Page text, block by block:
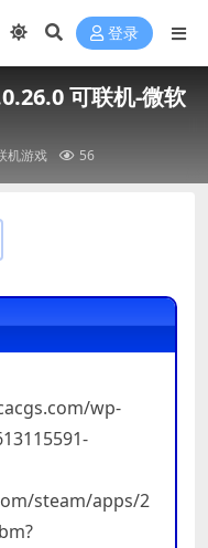
登录
可联机-微软
机游戏 56
wp-
steam/apps/2